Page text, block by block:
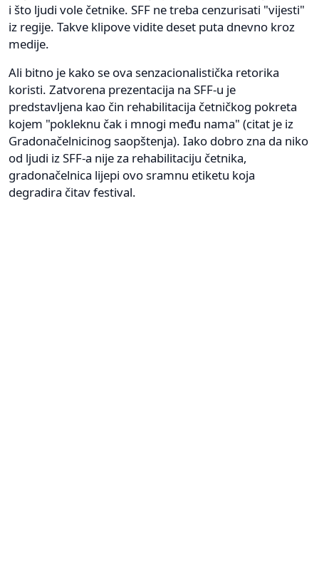
i što ljudi vole četnike. SFF ne treba cenzurisati "vijesti"
iz regije. Takve klipove vidite deset puta dnevno kroz
medije.
Ali bitno je kako se ova senzacionalistička retorika
koristi. Zatvorena prezentacija na SFF-u je
predstavljena kao čin rehabilitacija četničkog pokreta
kojem "pokleknu čak i mnogi među nama" (citat je iz
Gradonačelnicinog saopštenja). Iako dobro zna da niko
od ljudi iz SFF-a nije za rehabilitaciju četnika,
gradonačelnica lijepi ovo sramnu etiketu koja
degradira čitav festival.